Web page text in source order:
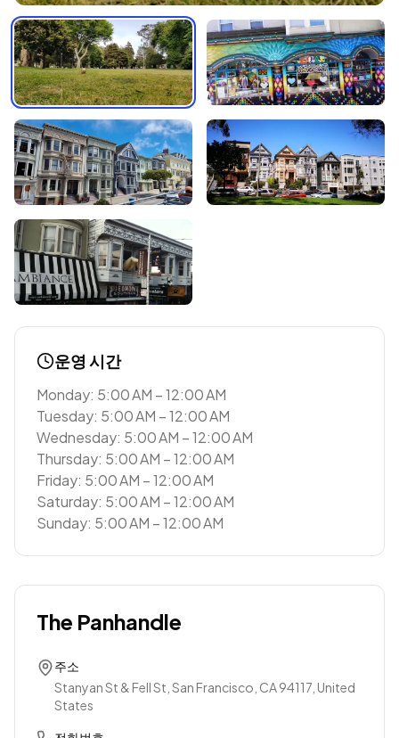
운영 시간
Monday: 5:00 AM – 12:00 AM
Tuesday: 5:00 AM – 12:00 AM
Wednesday: 5:00 AM – 12:00 AM
Thursday: 5:00 AM – 12:00 AM
Friday: 5:00 AM – 12:00 AM
Saturday: 5:00 AM – 12:00 AM
Sunday: 5:00 AM – 12:00 AM
The Panhandle
주소
Stanyan St & Fell St, San Francisco, CA 94117, United
States